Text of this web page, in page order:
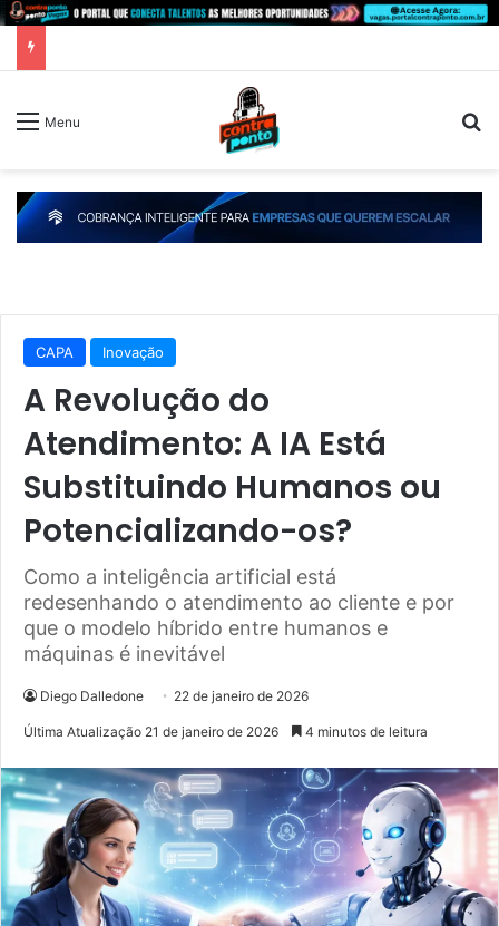
Menu
CAPA Inovação
A Revolução do
Atendimento: A IA Está
Substituindo Humanos ou
Potencializando-os?
Como a inteligência artificial está
redesenhando o atendimento ao cliente e por
que o modelo híbrido entre humanos e
máquinas é inevitável
Diego Dalledone 22 de janeiro de 2026
Última Atualização 21 de janeiro de 2026 4 minutos de leitura